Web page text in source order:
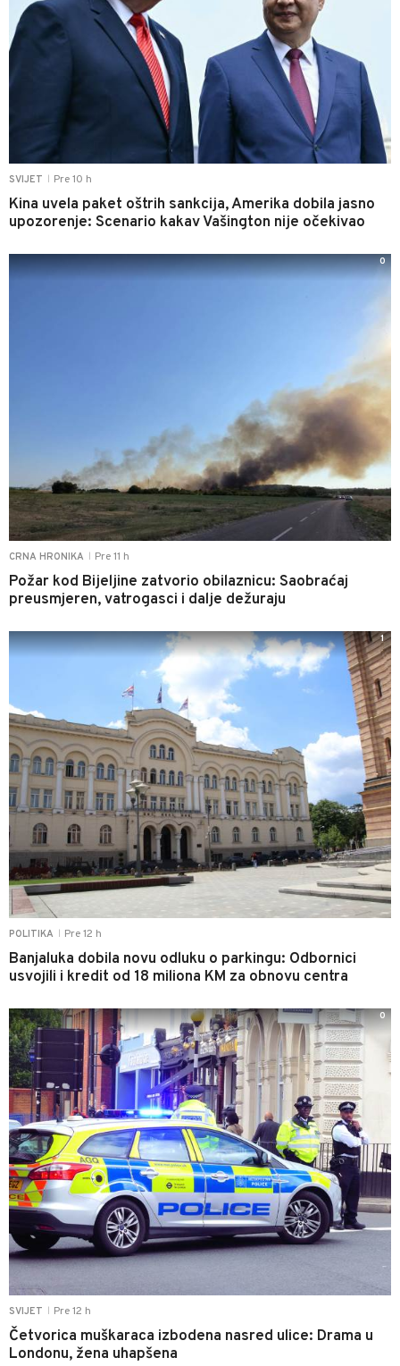
SVIJET Pre 10 h
Kina uvela paket oštrih sankcija, Amerika dobila jasno
upozorenje: Scenario kakav Vašington nije očekivao
CRNA HRONIKA Pre 11 h
Požar kod Bijeljine zatvorio obilaznicu: Saobraćaj
preusmjeren, vatrogasci i dalje dežuraju
0
POLITIKA Pre 12 h
Banjaluka dobila novu odluku o parkingu: Odbornici
usvojili i kredit od 18 miliona KM za obnovu centra
1
SVIJET Pre 12 h
Četvorica muškaraca izbodena nasred ulice: Drama u
Londonu, žena uhapšena
0